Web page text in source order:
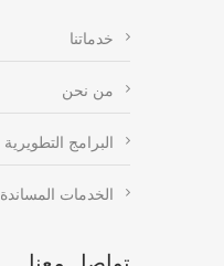
خدماتنا
من نحن
البرامج التطويرية LMI
الخدمات المساندة